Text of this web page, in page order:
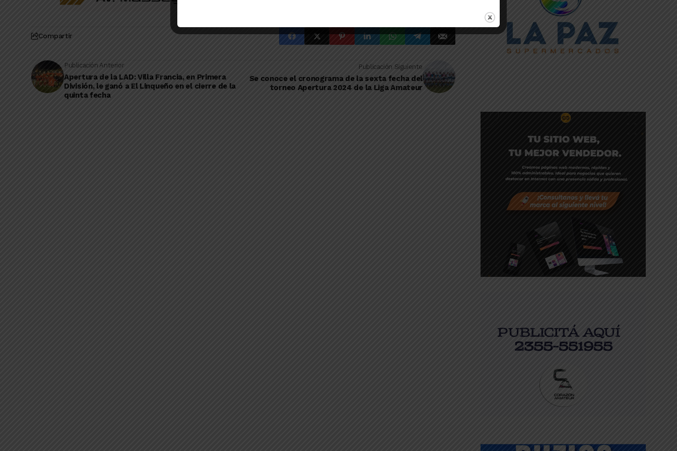
Compartir
Publicación Anterior
Apertura de la LAD: Villa Francia, en Primera
División, le ganó a El Linqueño en el cierre de la
quinta fecha
Publicación Siguiente
Se conoce el cronograma de la sexta fecha del
torneo Apertura 2024 de la Liga Amateur